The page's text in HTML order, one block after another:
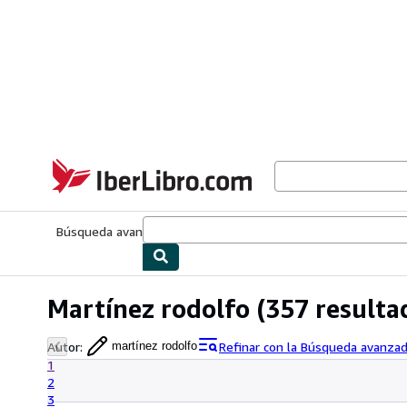
IberLibro.com
Búsqueda avanzada
Martínez rodolfo (357
Autor: martínez rodolfo
Refinar con la Búsqueda
1
2
3